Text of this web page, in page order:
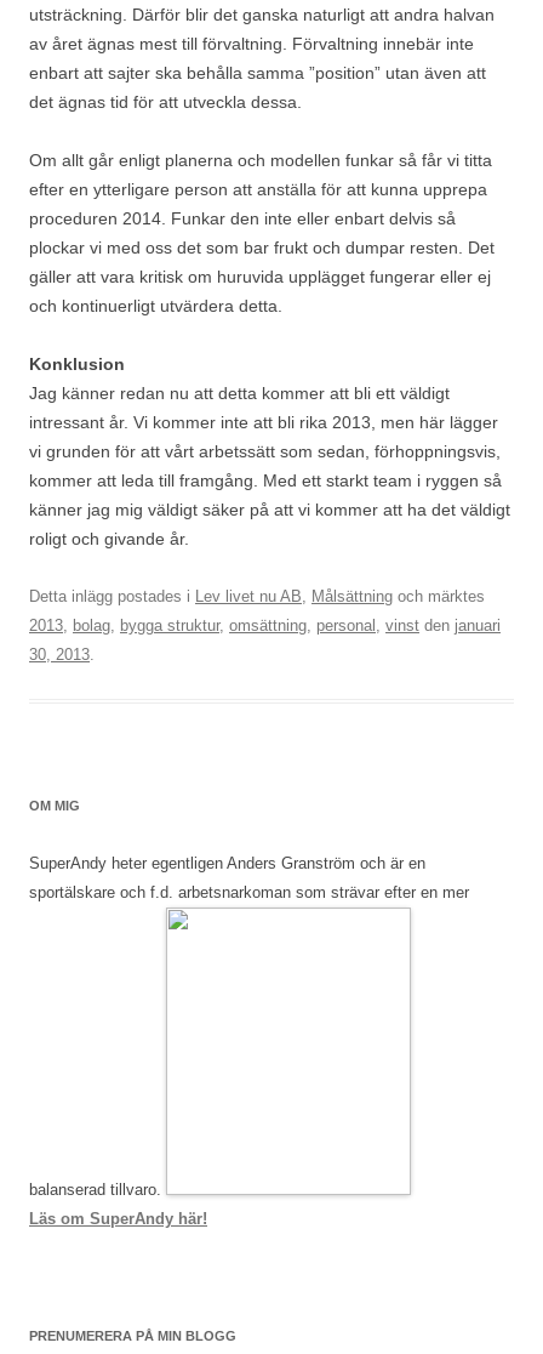
utsträckning. Därför blir det ganska naturligt att andra halvan
av året ägnas mest till förvaltning. Förvaltning innebär inte
enbart att sajter ska behålla samma ”position” utan även att
det ägnas tid för att utveckla dessa.
Om allt går enligt planerna och modellen funkar så får vi titta
efter en ytterligare person att anställa för att kunna upprepa
proceduren 2014. Funkar den inte eller enbart delvis så
plockar vi med oss det som bar frukt och dumpar resten. Det
gäller att vara kritisk om huruvida upplägget fungerar eller ej
och kontinuerligt utvärdera detta.
Konklusion
Jag känner redan nu att detta kommer att bli ett väldigt
intressant år. Vi kommer inte att bli rika 2013, men här lägger
vi grunden för att vårt arbetssätt som sedan, förhoppningsvis,
kommer att leda till framgång. Med ett starkt team i ryggen så
känner jag mig väldigt säker på att vi kommer att ha det väldigt
roligt och givande år.
Detta inlägg postades i Lev livet nu AB, Målsättning och märktes
2013, bolag, bygga struktur, omsättning, personal , vinst den januari
30, 2013.
OM MIG
SuperAndy heter egentligen Anders Granström och är en
sportälskare och f.d. arbetsnarkoman som strävar efter en mer
balanserad tillvaro.
Läs om SuperAndy här!
PRENUMERERA PÅ MIN BLOGG